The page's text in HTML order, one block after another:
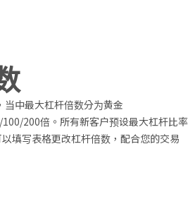
中最大杠杆倍数分为黄金
200倍。所有新客户预设最大杠杆比率
填写表格更改杠杆倍数，配合您的交易